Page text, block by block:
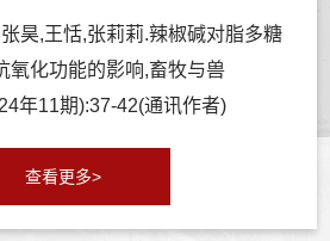
昊,王恬,张莉莉.辣椒碱对脂多糖
氧化功能的影响,畜牧与兽
年11期):37-42(通讯作者)
查看更多>